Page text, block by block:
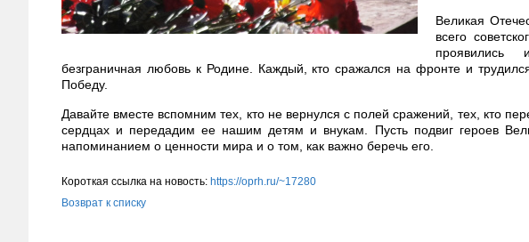
Великая
всего
проявились
безграничная любовь к Родине. Каждый, кто сражался на фронте и
Победу.
Давайте вместе вспомним тех, кто не вернулся с полей сражений, тех, кто
сердцах и передадим ее нашим детям и внукам. Пусть подвиг героев
напоминанием о ценности мира и о том, как важно беречь его.
Короткая ссылка на новость: https://oprh.ru/~17280
Возврат к списку